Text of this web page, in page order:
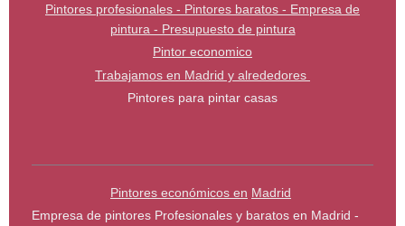
Pintores profesionales - Pintores baratos - Empresa de
pintura - Presupuesto de pintura
Pintor economico
Trabajamos en Madrid y alrededores
Pintores para pintar casas
Pintores económicos en Madrid
Empresa de pintores Profesionales y baratos en Madrid -